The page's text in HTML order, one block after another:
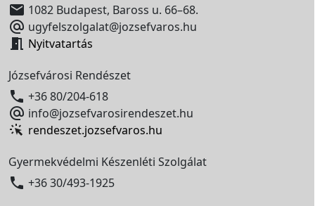
 1082 Budapest, Baross u. 66–68.
 ugyfelszolgalat@jozsefvaros.hu
 Nyitvatartás
Józsefvárosi Rendészet
 +36 80/204-618
 info@jozsefvarosirendeszet.hu
rendeszet.jozsefvaros.hu
Gyermekvédelmi Készenléti Szolgálat
 +36 30/493-1925